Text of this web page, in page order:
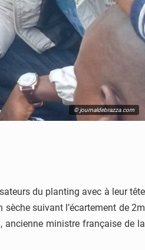
© journaldebrazza.com
du planting avec à leur tête
suivant l’écartement de 2m
ancienne ministre française de la